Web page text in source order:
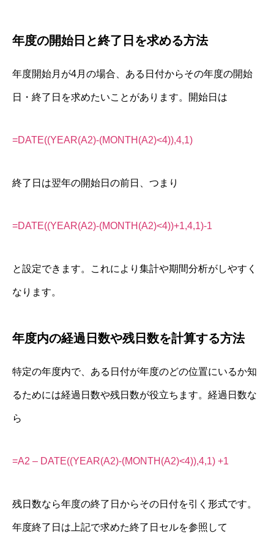
年度の開始日と終了日を求める方法
年度開始月が4月の場合、ある日付からその年度の開始
日・終了日を求めたいことがあります。開始日は
=DATE((YEAR(A2)-(MONTH(A2)<4)),4,1)
終了日は翌年の開始日の前日、つまり
=DATE((YEAR(A2)-(MONTH(A2)<4))+1,4,1)-1
と設定できます。これにより集計や期間分析がしやすく
なります。
年度内の経過日数や残日数を計算する方法
特定の年度内で、ある日付が年度のどの位置にいるか知
るためには経過日数や残日数が役立ちます。経過日数な
ら
=A2 – DATE((YEAR(A2)-(MONTH(A2)<4)),4,1) +1
残日数なら年度の終了日からその日付を引く形式です。
年度終了日は上記で求めた終了日セルを参照して